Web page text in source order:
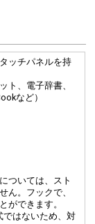
ッチパネルを持
ト、電子辞書、
など）
ついては、スト
ん。フックで、
ができます。
ではないため、対